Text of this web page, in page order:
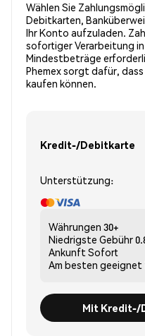
Wählen Sie
Debitkarten,
Ihr Konto aufzuladen.
sofortiger Verarbeitung in
Mindestbeträge
Phemex sorgt dafür, dass
kaufen können.
Kredit-/Debitkarte
Unterstützung:
Währungen 30+
Niedrigste Gebühr
Ankunft Sofort
Am besten geeignet
Mit Kredit-/